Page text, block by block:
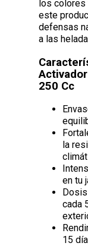
los
este
defensas
a las
250 Cc
la
en tu
cada
15